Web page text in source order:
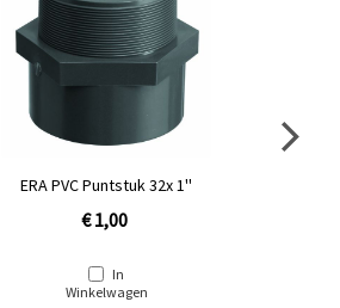
ERA PVC Puntstuk 40x 1¼''
€ 1,30
In
Winkelwagen